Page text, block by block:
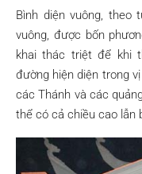
Bình diện vuông,
vuông, được bốn
khai thác triệt để khi
đường hiện diện trong
các Thánh và các
thể có cả chiều cao lẫn